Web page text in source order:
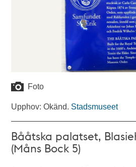
Foto
Upphov: Okänd. Stadsmuseet
Bååtska palatset,
(Måns Bock 5)